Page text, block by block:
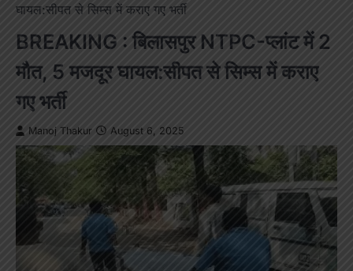
घायल:सीपत से सिम्स में कराए गए भर्ती
BREAKING : बिलासपुर NTPC-प्लांट में 2
मौत, 5 मजदूर घायल:सीपत से सिम्स में कराए
गए भर्ती
Manoj Thakur August 6, 2025